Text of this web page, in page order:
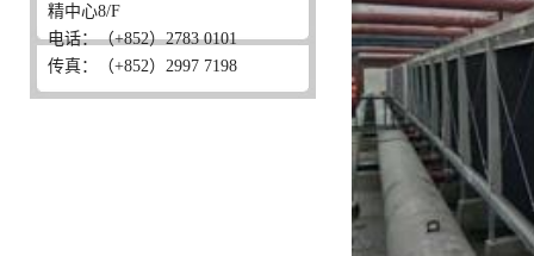
精中心8/F
电话：（+852）2783 0101
传真：（+852）2997 7198